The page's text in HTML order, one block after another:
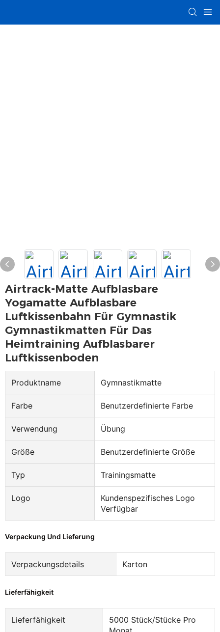
Airtrack-Matte Aufblasbare
Yogamatte Aufblasbare
Luftkissenbahn Für Gymnastik
Gymnastikmatten Für Das
Heimtraining Aufblasbarer
Luftkissenboden
Produktname Gymnastikmatte
Farbe Benutzerdefinierte Farbe
Verwendung Übung
Größe Benutzerdefinierte Größe
Typ Trainingsmatte
Logo
Kundenspezifisches Logo
Verfügbar
Verpackung Und Lieferung
Verpackungsdetails Karton
Lieferfähigkeit
Lieferfähigkeit
5000 Stück/Stücke Pro